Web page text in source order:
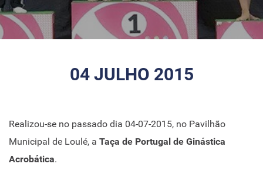
04 JULHO 2015
Realizou-se no passado dia 04-07-2015, no Pavilhão
Municipal de Loulé, a Taça de Portugal de Ginástica
Acrobática.